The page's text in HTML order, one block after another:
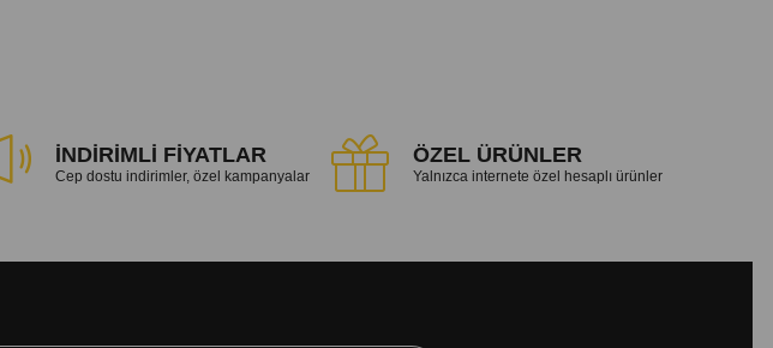
İNDİRİMLİ FİYATLAR
Cep dostu indirimler, özel kampanyalar
ÖZEL ÜRÜNLER
Yalnızca internete özel hesaplı ürünler